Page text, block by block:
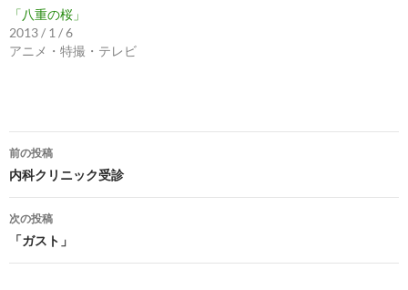
「八重の桜」
2013 / 1 / 6
アニメ・特撮・テレビ
投
稿
ナ
ビ
ゲ
前の投稿
内科クリニック受診
次の投稿
「ガスト」